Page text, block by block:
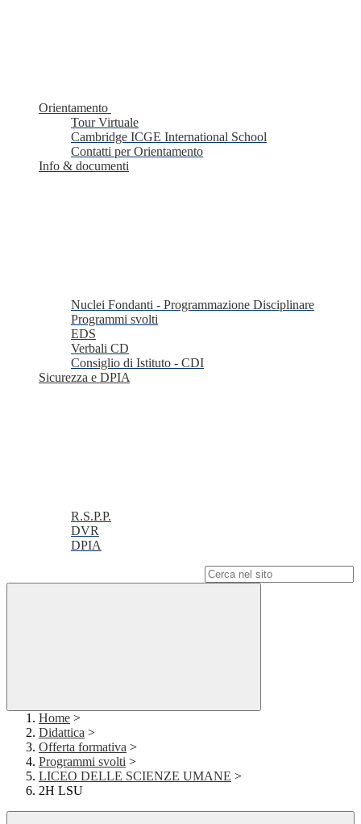
Orientamento
Tour Virtuale
Cambridge ICGE International School
Contatti per Orientamento
Info & documenti
Nuclei Fondanti - Programmazione Disciplinare
Programmi svolti
EDS
Verbali CD
Consiglio di Istituto - CDI
Sicurezza e DPIA
R.S.P.P.
DVR
DPIA
Home >
Didattica >
Offerta formativa >
Programmi svolti >
LICEO DELLE SCIENZE UMANE >
2H LSU